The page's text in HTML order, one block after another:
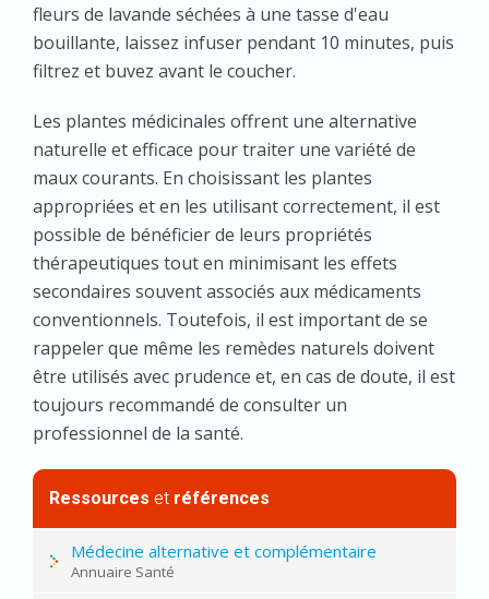
fleurs de lavande séchées à une tasse d'eau
bouillante, laissez infuser pendant 10 minutes, puis
filtrez et buvez avant le coucher.
Les plantes médicinales offrent une alternative
naturelle et efficace pour traiter une variété de
maux courants. En choisissant les plantes
appropriées et en les utilisant correctement, il est
possible de bénéficier de leurs propriétés
thérapeutiques tout en minimisant les effets
secondaires souvent associés aux médicaments
conventionnels. Toutefois, il est important de se
rappeler que même les remèdes naturels doivent
être utilisés avec prudence et, en cas de doute, il est
toujours recommandé de consulter un
professionnel de la santé.
Ressources et références
Médecine alternative et complémentaire
Annuaire Santé